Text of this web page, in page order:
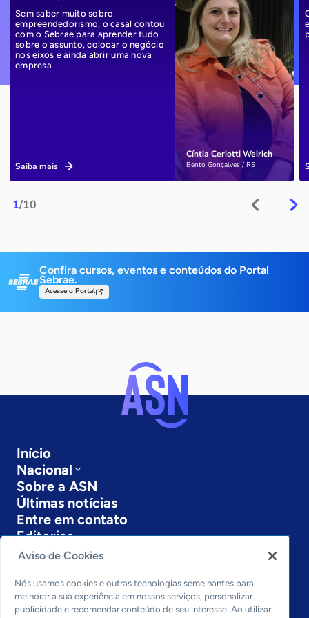
1/10
Cíntia Ceriotti Weirich
Bento Gonçalves / RS
Sem saber muito sobre
empreendedorismo, o casal contou
com o Sebrae para aprender tudo
sobre o assunto, colocar o negócio
nos eixos e ainda abrir uma nova
empresa
Saiba mais
Confira cursos, eventos e conteúdos do Portal
Sebrae.
Acesse o Portal
Início
Nacional
Sobre a ASN
Últimas notícias
Entre em contato
Editorias
Economia & Política
Inovação & Tecnologia
Cultura empreendedora
Dados
Aviso de Cookies
Nós usamos cookies e outras tecnologias semelhantes para
melhorar a sua experiência em nossos serviços, personalizar
publicidade e recomendar conteúdo de seu interesse. Ao utilizar